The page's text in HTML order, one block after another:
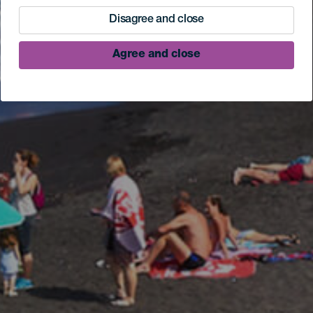
Disagree and close
Agree and close